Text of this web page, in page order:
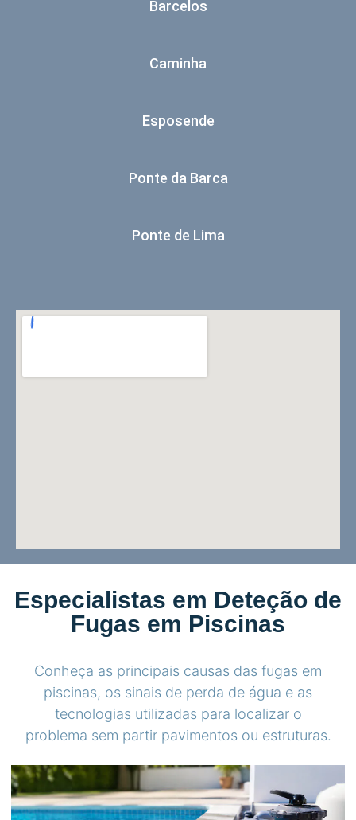
Barcelos
Caminha
Esposende
Ponte da Barca
Ponte de Lima
Especialistas em Deteção de
Fugas em Piscinas
Conheça as principais causas das fugas em
piscinas, os sinais de perda de água e as
tecnologias utilizadas para localizar o
problema sem partir pavimentos ou estruturas.